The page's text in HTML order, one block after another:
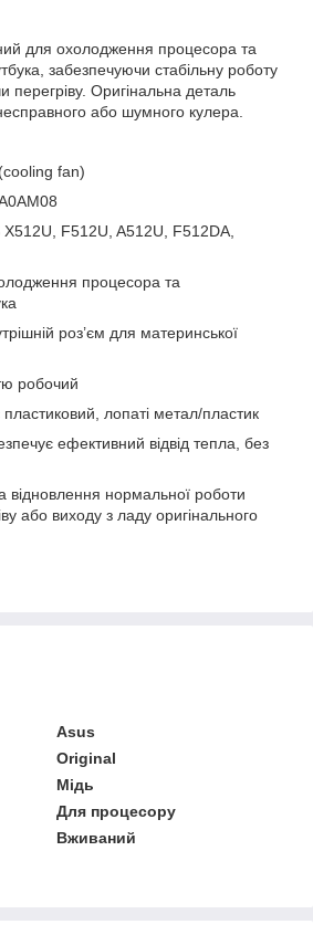
для охолодження процесора та
забезпечуючи стабільну роботу
перегріву. Оригінальна деталь
або шумного кулера.
fan)
X512U, F512U, A512U, F512DA,
процесора та
роз’єм для материнської
робочий
лопаті метал/пластик
ефективний відвід тепла, без
відновлення нормальної роботи
або виходу з ладу оригінального
Asus
Original
Мідь
Для процесору
Вживаний